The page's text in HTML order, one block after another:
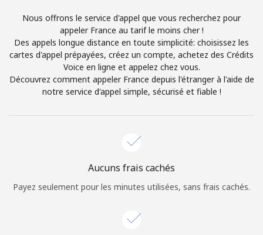
ou
Continue avec
Nous offrons le service d'appel que vous recherchez pour
appeler France au tarif le moins cher !
Des appels longue distance en toute simplicité: choisissez les
cartes d'appel prépayées, créez un compte, achetez des Crédits
Voice en ligne et appelez chez vous.
Découvrez comment appeler France depuis l'étranger à l'aide de
notre service d'appel simple, sécurisé et fiable !
Aucuns frais cachés
Payez seulement pour les minutes utilisées, sans frais cachés.